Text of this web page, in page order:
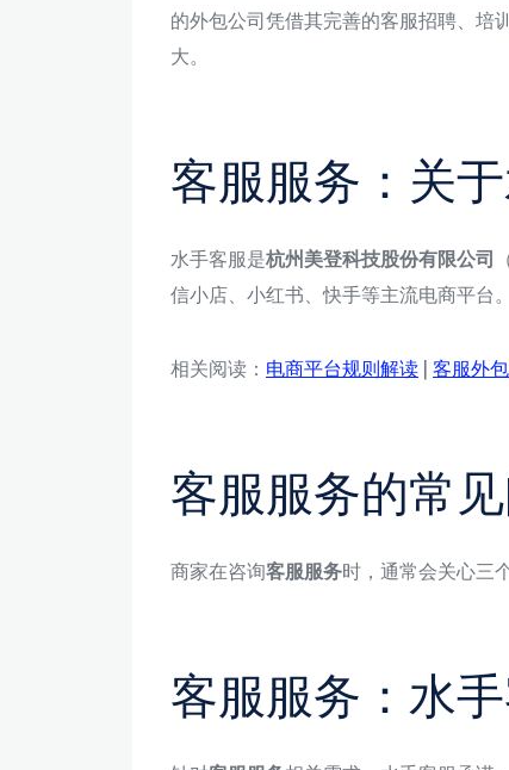
的外包公司凭借其完善的客服招聘、培
大。
客服服务：关
水手客服是杭州美登科技股份有限公司
信小店、小红书、快手等主流电商平台。
相关阅读： 电商平台规则解读 客服外
客服服务的常
商家在咨询客服服务时，通常会关心三
客服服务：水